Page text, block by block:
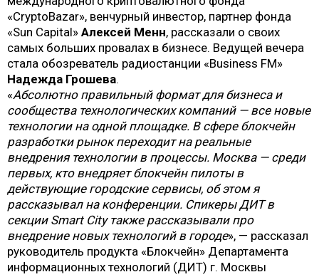
«CryptoBazar», венчурный инвестор, партнер фонда
«Sun Capital» Алексей Менн, рассказали о своих
самых больших провалах в бизнесе. Ведущей вечера
стала обозреватель радиостанции «Business FM»
Надежда Грошева.
«Абсолютно правильный формат для бизнеса и
сообщества технологических компаний — все новые
технологии на одной площадке. В сфере блокчейн
разработки рынок переходит на реальные
внедрения технологии в процессы. Москва — среди
первых, кто внедряет блокчейн пилоты в
действующие городские сервисы, об этом я
рассказывал на конференции. Спикеры ДИТ в
секции Smart City также рассказывали про
внедрение новых технологий в городе», — рассказал
руководитель продукта «Блокчейн» Департамента
информационных технологий (ДИТ) г. Москвы